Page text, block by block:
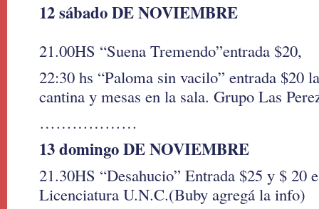
12 sábado DE NOVIEMBRE
21.00HS “Suena Tremendo”entrada $20,
22:30 hs “Paloma sin vacilo” entrada $20
cantina y mesas en la sala. Grupo Las
………………
13 domingo DE NOVIEMBRE
21.30HS “Desahucio” Entrada $25 y $ 20
Licenciatura U.N.C.(Buby agregá la info)